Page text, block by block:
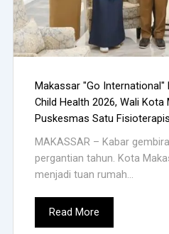
Makassar "Go International"
Child Health 2026, Wali
Puskesmas Satu
MAKASSAR – Kabar
pergantian tahun. Kota
menjadi tuan rumah...
Read More